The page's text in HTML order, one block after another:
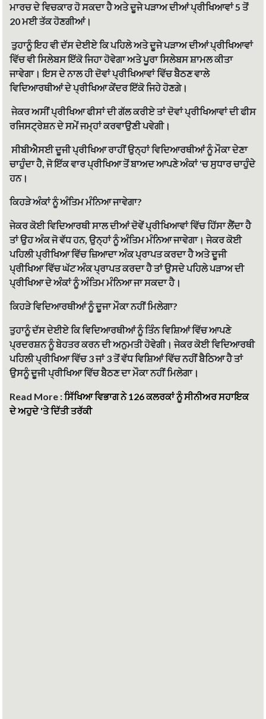
ਮਾਰਚ ਦੇ ਵਿਚਕਾਰ ਹੋ ਸਕਦਾ ਹੈ ਅਤੇ ਦੂਜੇ ਪੜਾਅ ਦੀਆਂ ਪ੍ਰੀਖਿਆਵਾਂ 5 ਤੋਂ
20 ਮਈ ਤੱਕ ਹੋਣਗੀਆਂ।
ਤੁਹਾਨੂੰ ਇਹ ਵੀ ਦੱਸ ਦੇਈਏ ਕਿ ਪਹਿਲੇ ਅਤੇ ਦੂਜੇ ਪੜਾਅ ਦੀਆਂ ਪ੍ਰੀਖਿਆਵਾਂ
ਵਿੱਚ ਵੀ ਸਿਲੇਬਸ ਇੱਕੋ ਜਿਹਾ ਹੋਵੇਗਾ ਅਤੇ ਪੂਰਾ ਸਿਲੇਬਸ ਸ਼ਾਮਲ ਕੀਤਾ
ਜਾਵੇਗਾ। ਇਸ ਦੇ ਨਾਲ ਹੀ ਦੋਵਾਂ ਪ੍ਰੀਖਿਆਵਾਂ ਵਿੱਚ ਬੈਠਣ ਵਾਲੇ
ਵਿਦਿਆਰਥੀਆਂ ਦੇ ਪ੍ਰੀਖਿਆ ਕੇਂਦਰ ਇੱਕੋ ਜਿਹੇ ਹੋਣਗੇ।
ਜੇਕਰ ਅਸੀਂ ਪ੍ਰੀਖਿਆ ਫੀਸਾਂ ਦੀ ਗੱਲ ਕਰੀਏ ਤਾਂ ਦੋਵਾਂ ਪ੍ਰੀਖਿਆਵਾਂ ਦੀ ਫੀਸ
ਰਜਿਸਟ੍ਰੇਸ਼ਨ ਦੇ ਸਮੇਂ ਜਮ੍ਹਾਂ ਕਰਵਾਉਣੀ ਪਵੇਗੀ।
ਸੀਬੀਐਸਈ ਦੂਜੀ ਪ੍ਰੀਖਿਆ ਰਾਹੀਂ ਉਨ੍ਹਾਂ ਵਿਦਿਆਰਥੀਆਂ ਨੂੰ ਮੌਕਾ ਦੇਣਾ
ਚਾਹੁੰਦਾ ਹੈ, ਜੋ ਇੱਕ ਵਾਰ ਪ੍ਰੀਖਿਆ ਤੋਂ ਬਾਅਦ ਆਪਣੇ ਅੰਕਾਂ 'ਚ ਸੁਧਾਰ ਚਾਹੁੰਦੇ
ਹਨ।
ਕਿਹੜੇ ਅੰਕਾਂ ਨੂੰ ਅੰਤਿਮ ਮੰਨਿਆ ਜਾਵੇਗਾ?
ਜੇਕਰ ਕੋਈ ਵਿਦਿਆਰਥੀ ਸਾਲ ਦੀਆਂ ਦੋਵੇਂ ਪ੍ਰੀਖਿਆਵਾਂ ਵਿੱਚ ਹਿੱਸਾ ਲੈਂਦਾ ਹੈ
ਤਾਂ ਉਹ ਅੰਕ ਜੋ ਵੱਧ ਹਨ, ਉਨ੍ਹਾਂ ਨੂੰ ਅੰਤਿਮ ਮੰਨਿਆ ਜਾਵੇਗਾ। ਜੇਕਰ ਕੋਈ
ਪਹਿਲੀ ਪ੍ਰੀਖਿਆ ਵਿੱਚ ਜ਼ਿਆਦਾ ਅੰਕ ਪ੍ਰਾਪਤ ਕਰਦਾ ਹੈ ਅਤੇ ਦੂਜੀ
ਪ੍ਰੀਖਿਆ ਵਿੱਚ ਘੱਟ ਅੰਕ ਪ੍ਰਾਪਤ ਕਰਦਾ ਹੈ ਤਾਂ ਉਸਦੇ ਪਹਿਲੇ ਪੜਾਅ ਦੀ
ਪ੍ਰੀਖਿਆ ਦੇ ਅੰਕਾਂ ਨੂੰ ਅੰਤਿਮ ਮੰਨਿਆ ਜਾ ਸਕਦਾ ਹੈ।
ਕਿਹੜੇ ਵਿਦਿਆਰਥੀਆਂ ਨੂੰ ਦੂਜਾ ਮੌਕਾ ਨਹੀਂ ਮਿਲੇਗਾ?
ਤੁਹਾਨੂੰ ਦੱਸ ਦੇਈਏ ਕਿ ਵਿਦਿਆਰਥੀਆਂ ਨੂੰ ਤਿੰਨ ਵਿਸ਼ਿਆਂ ਵਿੱਚ ਆਪਣੇ
ਪ੍ਰਦਰਸ਼ਨ ਨੂੰ ਬੇਹਤਰ ਕਰਨ ਦੀ ਅਨੁਮਤੀ ਹੋਵੇਗੀ। ਜੇਕਰ ਕੋਈ ਵਿਦਿਆਰਥੀ
ਪਹਿਲੀ ਪ੍ਰੀਖਿਆ ਵਿੱਚ 3 ਜਾਂ 3 ਤੋਂ ਵੱਧ ਵਿਸ਼ਿਆਂ ਵਿੱਚ ਨਹੀਂ ਬੈਠਿਆ ਹੈ ਤਾਂ
ਉਸਨੂੰ ਦੂਜੀ ਪ੍ਰੀਖਿਆ ਵਿੱਚ ਬੈਠਣ ਦਾ ਮੌਕਾ ਨਹੀਂ ਮਿਲੇਗਾ।
Read More :ਸਿੱਖਿਆ ਵਿਭਾਗ ਨੇ 126 ਕਲਰਕਾਂ ਨੂੰ ਸੀਨੀਅਰ ਸਹਾਇਕ
ਦੇ ਅਹੁਦੇ 'ਤੇ ਦਿੱਤੀ ਤਰੱਕੀ